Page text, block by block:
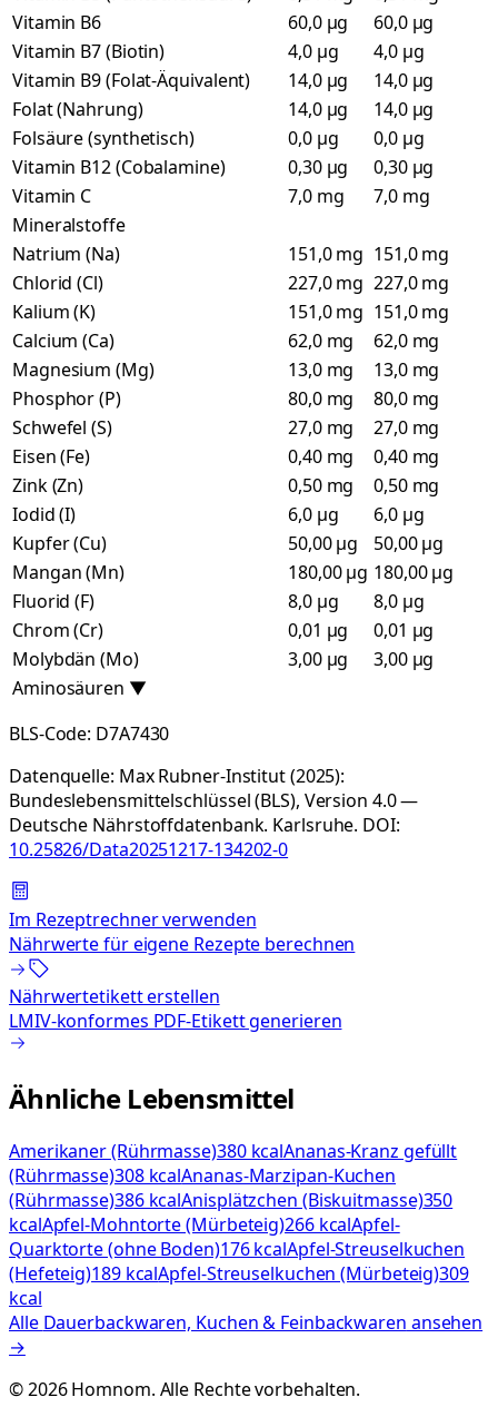
Vitamin B6
60,0 µg
60,0 µg
Vitamin B7 (Biotin)
4,0 µg
4,0 µg
Vitamin B9 (Folat-Äquivalent)
14,0 µg
14,0 µg
Folat (Nahrung)
14,0 µg
14,0 µg
Folsäure (synthetisch)
0,0 µg
0,0 µg
Vitamin B12 (Cobalamine)
0,30 µg
0,30 µg
Vitamin C
7,0 mg
7,0 mg
Mineralstoffe
Natrium (Na)
151,0 mg 151,0 mg
Chlorid (Cl)
227,0 mg 227,0 mg
Kalium (K)
151,0 mg 151,0 mg
Calcium (Ca)
62,0 mg
62,0 mg
Magnesium (Mg)
13,0 mg
13,0 mg
Phosphor (P)
80,0 mg
80,0 mg
Schwefel (S)
27,0 mg
27,0 mg
Eisen (Fe)
0,40 mg
0,40 mg
Zink (Zn)
0,50 mg
0,50 mg
Iodid (I)
6,0 µg
6,0 µg
Kupfer (Cu)
50,00 µg
50,00 µg
Mangan (Mn)
180,00 µg 180,00 µg
Fluorid (F)
8,0 µg
8,0 µg
Chrom (Cr)
0,01 µg
0,01 µg
Molybdän (Mo)
3,00 µg
3,00 µg
Aminosäuren ▼
BLS-Code: D7A7430
Datenquelle: Max Rubner-Institut (2025):
Bundeslebensmittelschlüssel (BLS), Version 4.0 —
Deutsche Nährstoffdatenbank. Karlsruhe. DOI:
10.25826/Data20251217-134202-0
Im Rezeptrechner verwenden
Nährwerte für eigene Rezepte berechnen
Nährwertetikett erstellen
LMIV-konformes PDF-Etikett generieren
Ähnliche Lebensmittel
Amerikaner (Rührmasse)380 kcalAnanas-Kranz gefüllt
(Rührmasse)308 kcalAnanas-Marzipan-Kuchen
(Rührmasse)386 kcalAnisplätzchen (Biskuitmasse)350
kcalApfel-Mohntorte (Mürbeteig)266 kcalApfel-
Quarktorte (ohne Boden)176 kcalApfel-Streuselkuchen
(Hefeteig)189 kcalApfel-Streuselkuchen (Mürbeteig)309
kcal
Alle Dauerbackwaren, Kuchen & Feinbackwaren ansehen
→
©2026Homnom. Alle Rechte vorbehalten.